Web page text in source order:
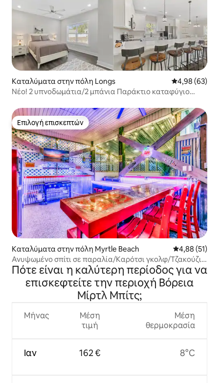
Καταλύματα στην πόλη Longs Μέση
4,98 (63)
Νέο! 2 υπνοδωμάτια/2 μπάνια Παράκτιο καταφύγιο
Επιλογή επισκεπτών
Επιλογή επισκεπτών
Καταλύματα στην πόλη Myrtle Beach Μέση
4,88 (51)
Ανυψωμένο σπίτι σε παραλία/Καρότσι γκολφ/Τζακούζι/
Ηλεκτρονικά/ΜΠΑΡ
Πότε είναι η καλύτερη περίοδος για να
επισκεφτείτε την περιοχή Βόρεια
Μίρτλ Μπίτς;
Μήνας
Ιαν
Μέση
τιμή
162 €
Μέση
θερμοκρασία
8°C